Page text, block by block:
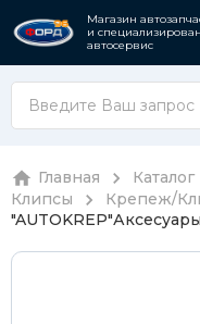
Магазин
и
автосервис
Главная Каталог
Клипсы
Крепеж/
"AUTOKREP"